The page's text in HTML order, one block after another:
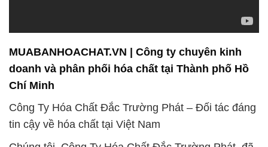
và đang đặt mục tiêu của mình là trở thành đối tác
đáng tin cậy trong lĩnh vực cung cấp và phân phối
hóa chất tại Việt Nam. Với hơn một thập kỷ hoạt
động trong ngành công nghiệp hóa chất, chúng tôi
tự hào là một phần quan trọng trong sự phát triển
của nhiều ngành khác nhau.
**Phân Bón Urê Phú Mỹ**: Sản phẩm này là một
trong những sản phẩm chúng tôi tự hào mang đến